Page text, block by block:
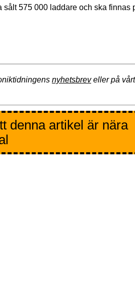
sålt 575 000 laddare och ska finnas
nyhetsbreveller på vårt
denna artikel är nära